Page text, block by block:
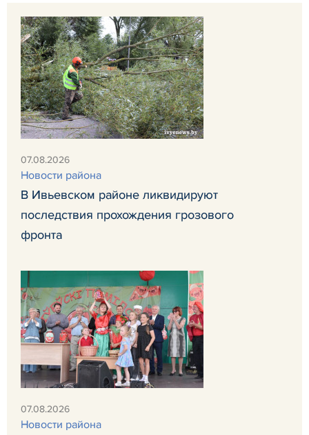
07.08.2026
Новости района
В Ивьевском районе ликвидируют
последствия прохождения грозового
фронта
07.08.2026
Новости района